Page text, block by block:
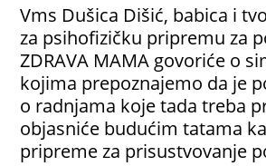
Vms Dušica Dišić, babica i
za psihofizičku pripremu za
ZDRAVA MAMA govoriće o
kojima prepoznajemo da je
o radnjama koje tada treba
objasniće budućim tatama
pripreme za prisustvovanje